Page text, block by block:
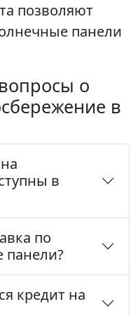
позволяют
панели
о
в
в
по
панели?
кредит на